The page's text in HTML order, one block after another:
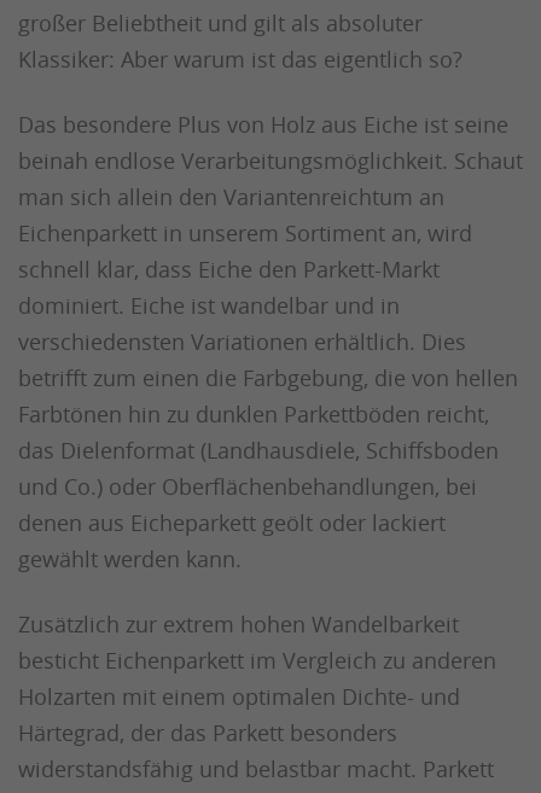
großer Beliebtheit und gilt als absoluter
Klassiker: Aber warum ist das eigentlich so?
Das besondere Plus von Holz aus Eiche ist seine
beinah endlose Verarbeitungsmöglichkeit. Schaut
man sich allein den Variantenreichtum an
Eichenparkett in unserem Sortiment an, wird
schnell klar, dass Eiche den Parkett-Markt
dominiert. Eiche ist wandelbar und in
verschiedensten Variationen erhältlich. Dies
betrifft zum einen die Farbgebung, die von hellen
Farbtönen hin zu dunklen Parkettböden reicht,
das Dielenformat (Landhausdiele, Schiffsboden
und Co.) oder Oberflächenbehandlungen, bei
denen aus Eicheparkett geölt oder lackiert
gewählt werden kann.
Zusätzlich zur extrem hohen Wandelbarkeit
besticht Eichenparkett im Vergleich zu anderen
Holzarten mit einem optimalen Dichte- und
Härtegrad, der das Parkett besonders
widerstandsfähig und belastbar macht. Parkett